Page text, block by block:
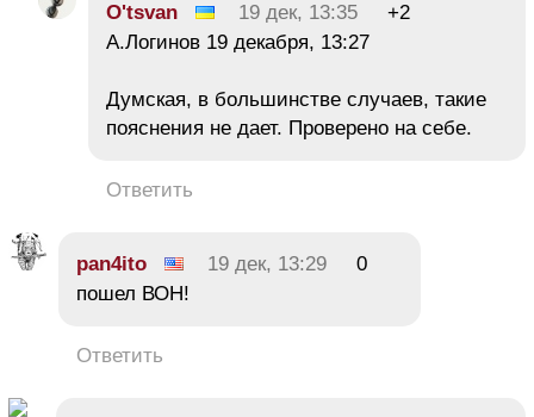
O'tsvan 19 дек, 13:35
+2
А.Логинов 19 декабря, 13:27
Думская, в большинстве случаев, такие
пояснения не дает. Проверено на себе.
Ответить
pan4ito 19 дек, 13:29
0
пошел ВОН!
Ответить